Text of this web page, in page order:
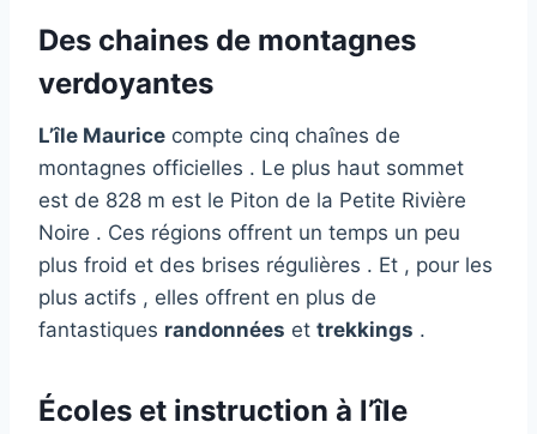
Des chaines de montagnes
verdoyantes
L’île Maurice compte cinq chaînes de
montagnes officielles . Le plus haut sommet
est de 828 m est le Piton de la Petite Rivière
Noire . Ces régions offrent un temps un peu
plus froid et des brises régulières . Et , pour les
plus actifs , elles offrent en plus de
fantastiques randonnées et trekkings .
Écoles et instruction à l’île